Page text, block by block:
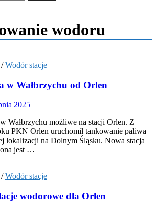
wodoru
/Wodór stacje
w Wałbrzychu od Orlen
2025
Wałbrzychu możliwe na stacji Orlen. Z
PKN Orlen uruchomił tankowanie paliwa
lokalizacji na Dolnym Śląsku. Nowa stacja
jest …
/Wodór stacje
wodorowe dla Orlen